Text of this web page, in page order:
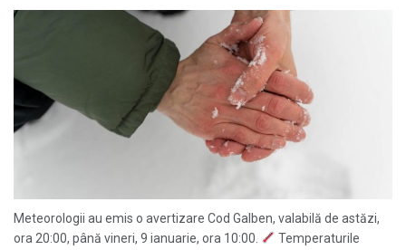
Meteorologii au emis o avertizare Cod Galben, valabilă de astăzi,
ora 20:00, până vineri, 9 ianuarie, ora 10:00.
Temperaturile